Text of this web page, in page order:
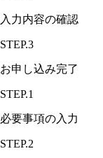
入力内容の確認
STEP.3
お申し込み完了
STEP.1
必要事項の入力
STEP.2